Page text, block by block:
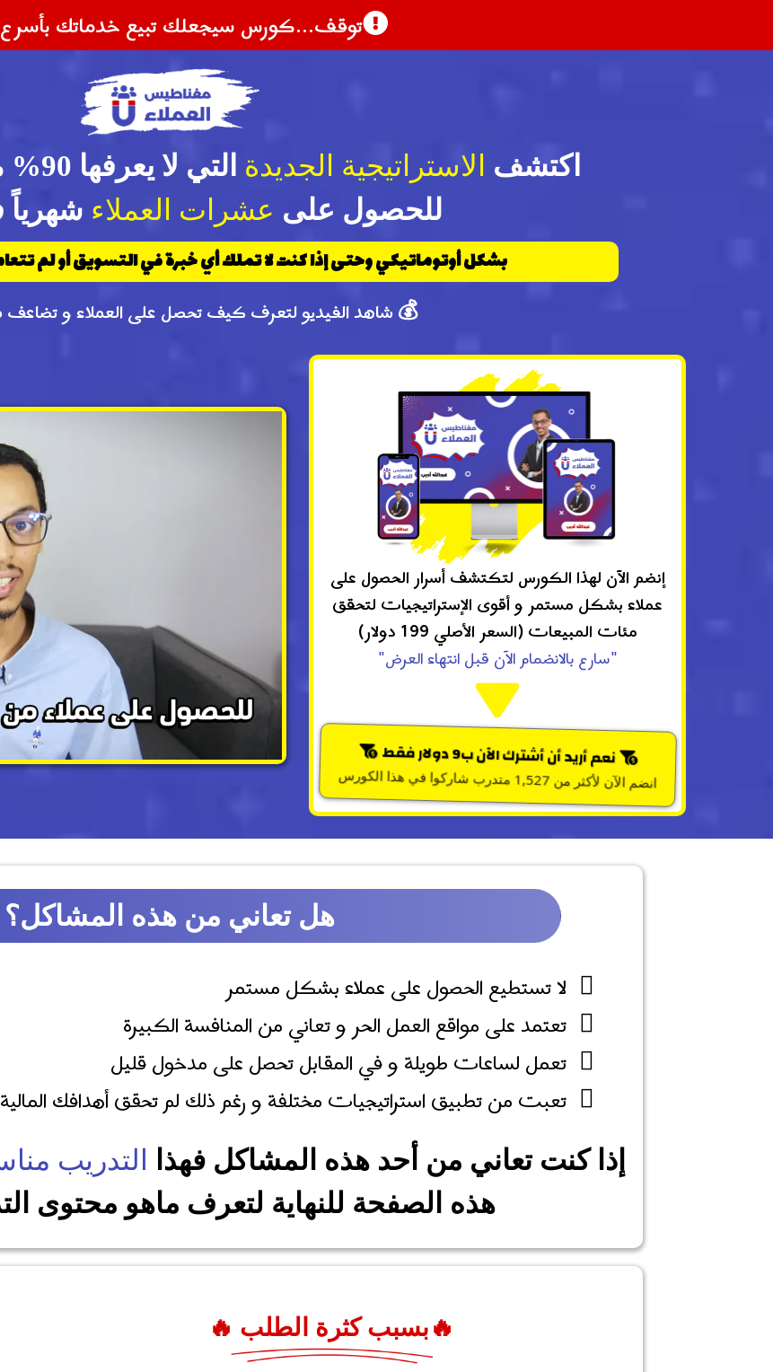
توقف...كورس سيجعلك تبيع خدماتك
اكتشف الاستراتيجية الجديدة
للحصول على عشرات العملاء شهرياً في
بشكل أوتوماتيكي وحتى إذا كنت لا تملك أي خبرة في التسويق أو لم
💰 شاهد الفيديو لتعرف كيف تحصل على العملاء و تضاعف
إنضم الآن لهذا الكورس لتكتشف أسرار الحصول على
عملاء بشكل مستمر و أقوى الإستراتيجيات لتحقق
مئات المبيعات (السعر الأصلي 199 دولار)
"سارع بالانضمام الآن قبل انتهاء العرض"
نعم أريد أن أشترك الآن ب9 دولار فقط
انضم الآن لأكثر من 1,527 متدرب شاركوا في هذا الكورس
هل تعاني من هذه المشاكل؟
لا تستطيع الحصول على عملاء بشكل مستمر
تعتمد على مواقع العمل الحر و تعاني من المنافسة الكبيرة
تعمل لساعات طويلة و في المقابل تحصل على مدخول قليل
تعبت من تطبيق استراتيجيات مختلفة و رغم ذلك لم تحقق أهدافك المالية
إذا كنت تعاني من أحد هذه المشاكل فهذا التدريب
هذه الصفحة للنهاية لتعرف ماهو محتوى
🔥بسبب كثرة الطلب 🔥